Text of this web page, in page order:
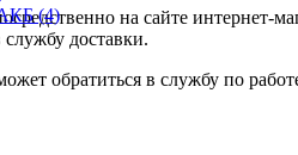
АКБ(4)
на сайте
службу доставки.
обратиться в службу по